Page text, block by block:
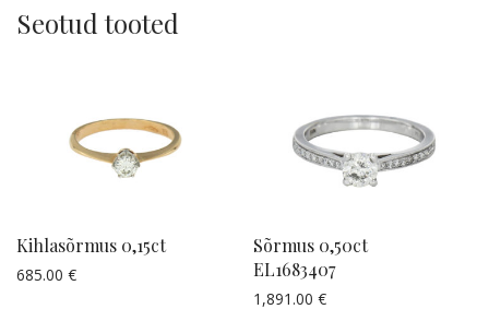
Seotud tooted
Kihlasõrmus 0,15ct
685.00 €
Küsi pakkumist
Sõrmus 0,50ct
EL1683407
1,891.00 €
Küsi pakkumist